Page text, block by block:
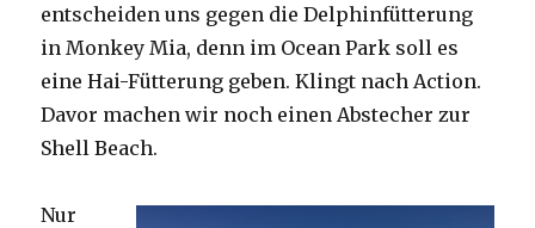
entscheiden uns gegen die Delphinfütterung
in Monkey Mia, denn im Ocean Park soll es
eine Hai-Fütterung geben. Klingt nach Action.
Davor machen wir noch einen Abstecher zur
Shell Beach.
Nur